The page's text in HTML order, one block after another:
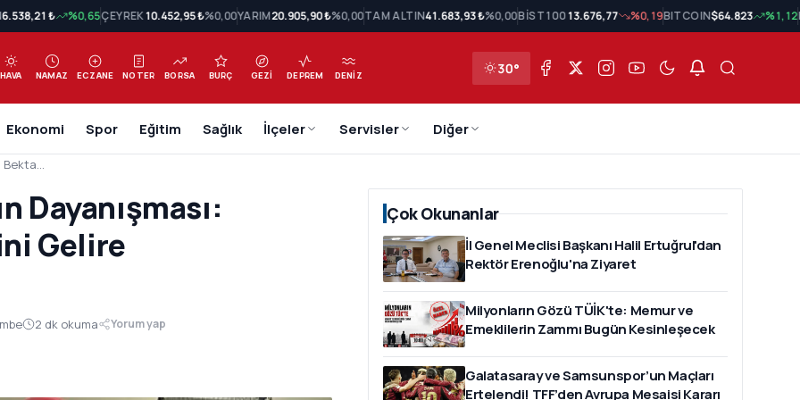
6.538,21 ₺ %0,65ÇEYREK10.452,95 ₺%0,00YARIM20.905,90 ₺%0,00TAM ALTIN41.683,93 ₺%0,00BİST 10013.676,77 %0,19BITCOIN$64.823 %1,12
HAVA NAMAZ ECZANE NOTER BORSA BURÇ GEZI DEPREM DENIZ 30°
Ekonomi Spor Eğitim Sağlık İlçeler Servisler Diğer
Kaz Dağları Eteklerinde Kadın Dayanışması: Bektaşlı Kadınlar Ürettiklerini Gelire Dönüştürüyor
Dayanışması:
Gelire
2 dk okuma Yorum yap
Çok Okunanlar
İl Genel Meclisi Başkanı Halil Ertuğrul'dan
Rektör Erenoğlu'na Ziyaret
Milyonların Gözü TÜİK'te: Memur ve
Emeklilerin Zammı Bugün Kesinleşecek
Galatasaray ve Samsunspor’un Maçları
Ertelendi! TFF’den Avrupa Mesaisi Kararı